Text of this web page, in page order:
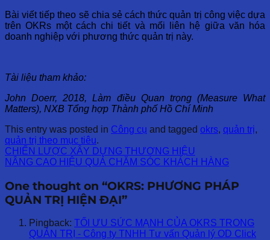
Bài viết tiếp theo sẽ chia sẻ cách thức quản trị công việc dựa
trên OKRs một cách chi tiết và mối liên hệ giữa văn hóa
doanh nghiệp với phương thức quản trị này.
Tài liệu tham khảo:
John Doerr, 2018, Làm điều Quan trọng (Measure What
Matters), NXB Tổng hợp Thành phố Hồ Chí Minh
This entry was posted in Công cụ and tagged okrs, quản trị,
quản trị theo mục tiêu.
CHIẾN LƯỢC XÂY DỰNG THƯƠNG HIỆU
NÂNG CAO HIỆU QUẢ CHĂM SÓC KHÁCH HÀNG
One thought on “OKRS: PHƯƠNG PHÁP
QUẢN TRỊ HIỆN ĐẠI”
Pingback: TỐI ƯU SỨC MẠNH CỦA OKRS TRONG
QUẢN TRỊ - Công ty TNHH Tư vấn Quản lý OD Click